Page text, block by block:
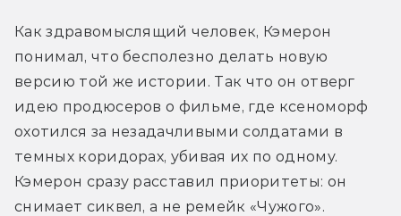
Как здравомыслящий человек, Кэмерон
понимал, что бесполезно делать новую
версию той же истории. Так что он отверг
идею продюсеров о фильме, где ксеноморф
охотился за незадачливыми солдатами в
темных коридорах, убивая их по одному.
Кэмерон сразу расставил приоритеты: он
снимает сиквел, а не ремейк «Чужого».